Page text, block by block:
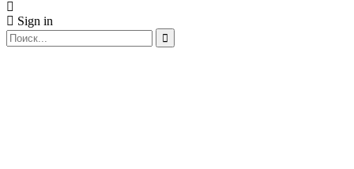
Sign in